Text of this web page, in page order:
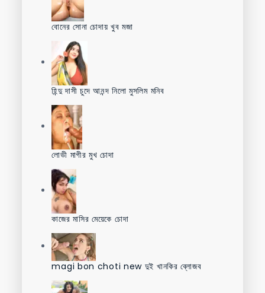
বোনের সোনা চোদায় খুব মজা
হিন্দু দাসী চুদে আনন্দ নিলো মুসলিম মনিব
লোভী মাগীর মুখ চোদা
কাজের মাসির মেয়েকে চোদা
magi bon choti new দুই খানকির ব্লোজব